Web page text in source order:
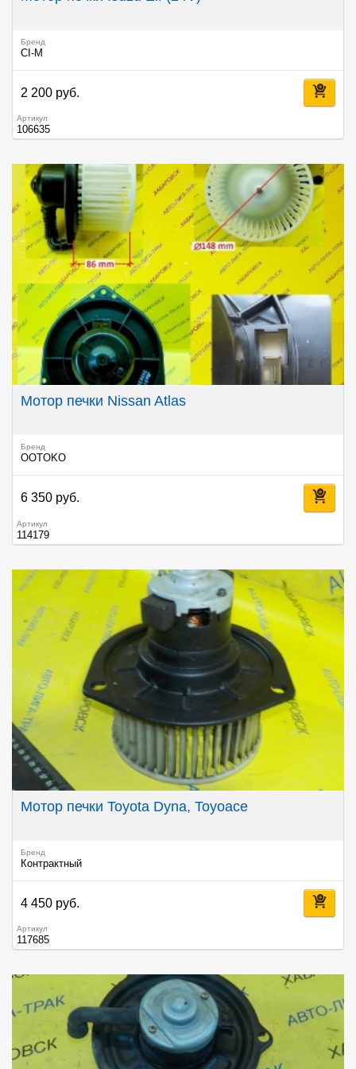
Бренд
CI-M
2 200 руб.
Артикул
106635
Мотор печки Nissan Atlas
Бренд
OOTOKO
6 350 руб.
Артикул
114179
Мотор печки Toyota Dyna, Toyoace
Бренд
Контрактный
4 450 руб.
Артикул
117685